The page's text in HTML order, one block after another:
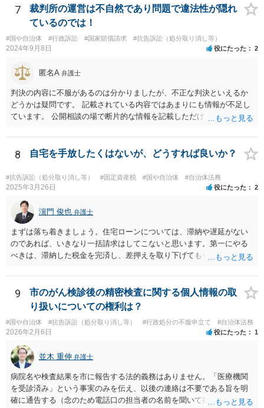
係した法理等にも通じた弁護士等に相談し、法的に正確に分析しても
らい、今後の対応を検討するべきです。お力になりたいと思います。
良い解決になりますよう祈念しております。
7
裁判所の運営は不自然であり問題で違法性が隠れ
ているのでは！
#国や自治体 #行政訴訟 #国家賠償請求 #抗告訴訟（処分取り消し等）
2024年9月8日 役にたった 2
匿名A 弁護士
判決の内容に不服があるのは分かりましたが、不正な判決といえるか
どうかは疑問です。 記載されている内容ではあまりにも情報が不足し
ています。 公開相談の場で断片的な情報を記載しただけでは判断が難
ます。
8 自宅を手放したくはないが、どうすれば良いか？
#抗告訴訟（処分取り消し等） #固定資産税 #国や自治体 #自治体法務
2025年3月26日 役にたった 2
濵門 俊也 弁護士
まずは落ち着きましょう。住宅ローンについては、滞納や遅延がない
のであれば、いきなり一括請求はしてこないと思います。第一にやる
べきは、滞納した税金を完済し、差押えを取り下げてもらうことで
9
市のがん検診後の精密検査に関する個人情報の取
り扱いについての権利は？
#国や自治体 #抗告訴訟（処分取り消し等） #行政処分の不服申立て #自治体法務
2026年2月6日 役にたった 1
並木 重伸 弁護士
病院名や検査結果を市に報告する法的義務はありません。「医療機関
を受診済み」という事実のみを伝え、以後の連絡は不要である旨を明
確に通告する（念のため電話口の担当者の名前を聞いて控えておく）